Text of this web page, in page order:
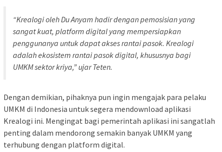
“Krealogi oleh Du Anyam hadir dengan pemosisian yang
sangat kuat, platform digital yang mempersiapkan
penggunanya untuk dapat akses rantai pasok. Krealogi
adalah ekosistem rantai pasok digital, khususnya bagi
UMKM sektor kriya,” ujar Teten.
Dengan demikian, pihaknya pun ingin mengajak para pelaku
UMKM di Indonesia untuk segera mendownload aplikasi
Krealogi ini. Mengingat bagi pemerintah aplikasi ini sangatlah
penting dalam mendorong semakin banyak UMKM yang
terhubung dengan platform digital.